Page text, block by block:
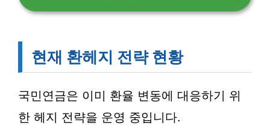
현재 환헤지 전략 현황
국민연금은 이미 환율 변동에 대응하기 위
한 헤지 전략을 운영 중입니다.